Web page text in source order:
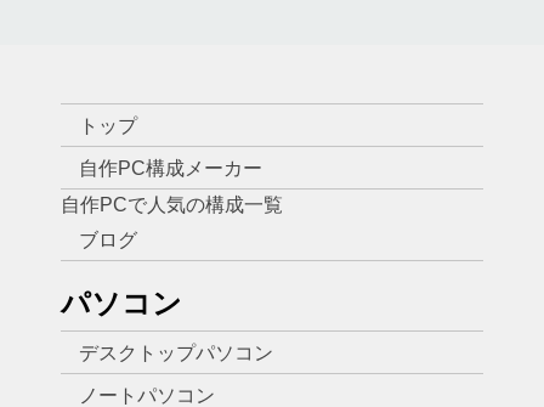
トップ
自作PC構成メーカー
自作PCで人気の構成一覧
ブログ
パソコン
デスクトップパソコン
ノートパソコン